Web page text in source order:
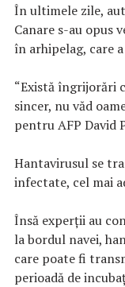
În ultimele zile,
Canare s-au opus
în arhipelag, care
“Există îngrijorări
sincer, nu văd
pentru AFP David
Hantavirusul se
infectate, cel mai
Însă experţii au
la bordul navei,
care poate fi
perioadă de